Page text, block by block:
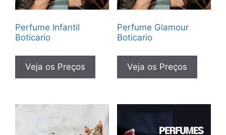
Perfume Infantil
Boticario
Veja os Preços
Perfume Glamour
Boticario
Veja os Preços